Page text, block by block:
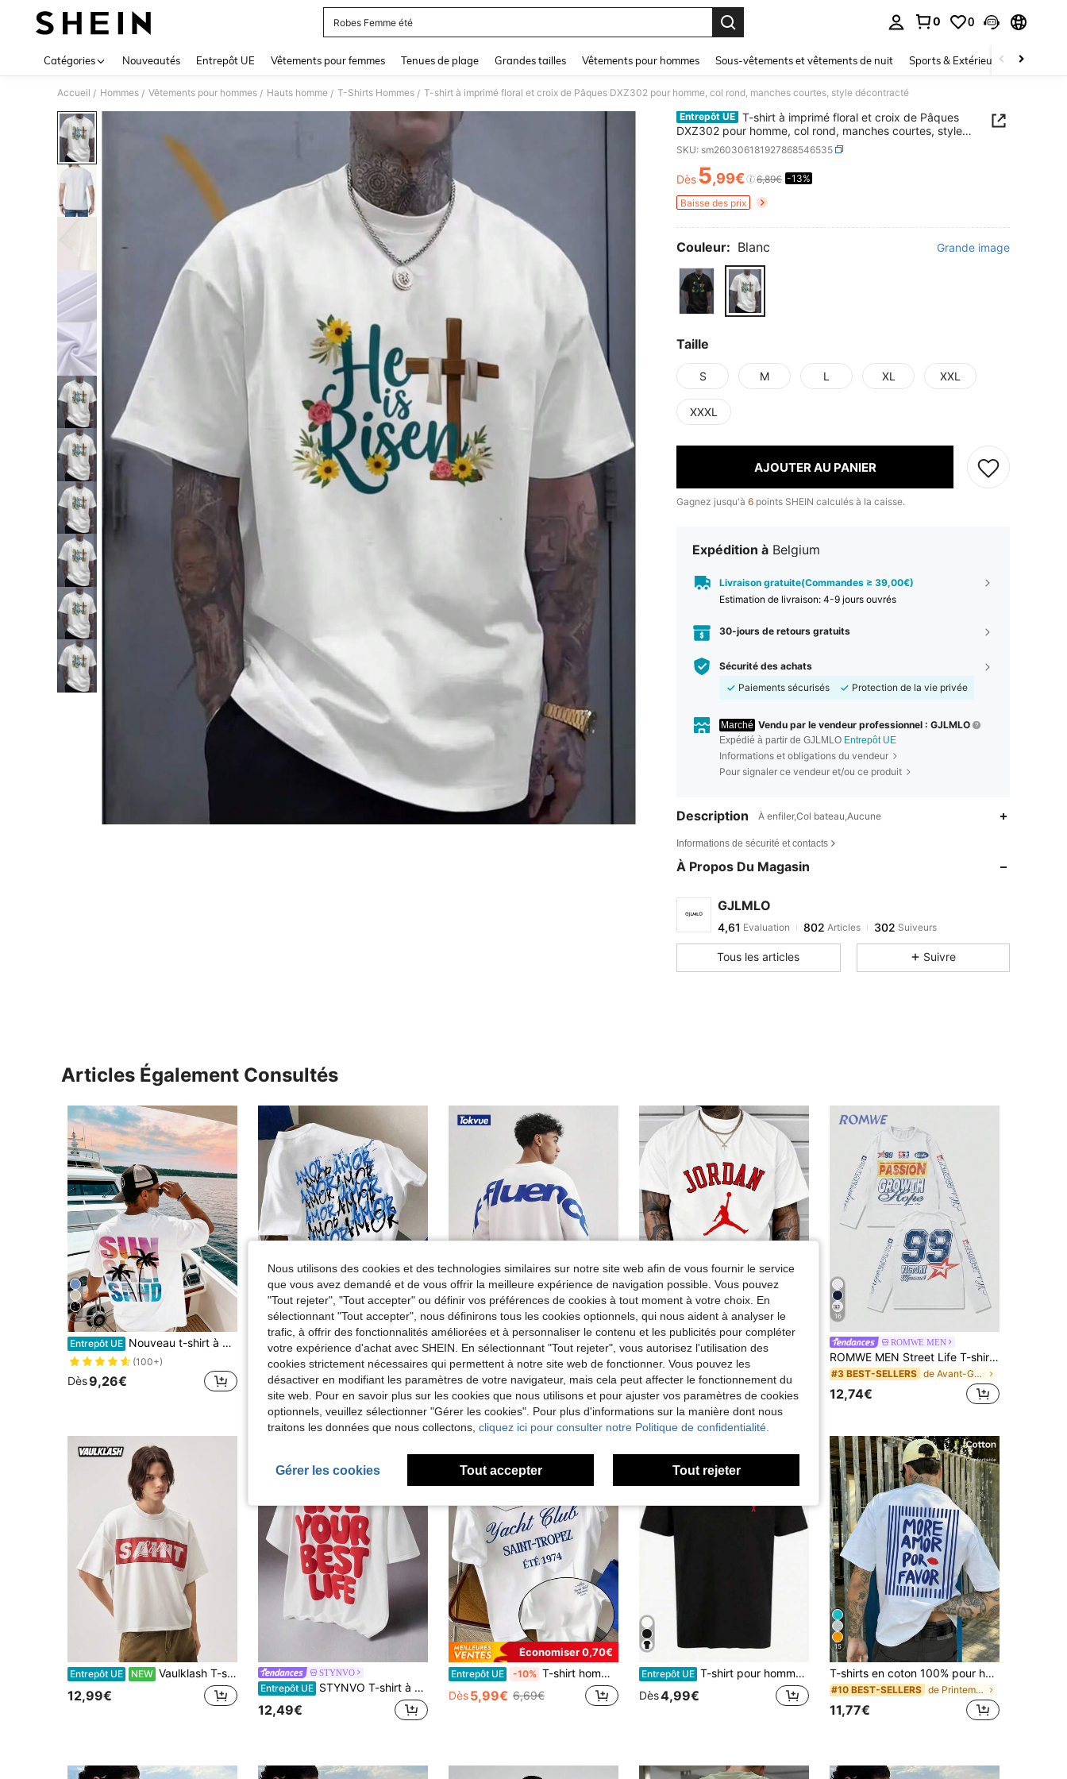
Robes Femme été
0 0
Catégories Nouveautés Entrepôt UE Vêtements pour femmes Tenues de plage Grandes tailles Vêtements pour hommes Sous-vêtements et vêtements de nuit Sports & Extérieur Enfants
Accueil / Hommes / Vêtements pour hommes / Hauts homme / T-Shirts Hommes / T-shirt à imprimé floral et croix de Pâques DXZ302 pour homme, col rond, manches courtes, style décontracté
Entrepôt UE T-shirt à imprimé floral et croix de Pâques
DXZ302 pour homme, col rond, manches courtes, style
décontracté
SKU: sm260306181927868546535
PRICE AND AVAILABILITY
Dès5,99€ 6,89€ -13%
Baisse des prix
Couleur: Blanc Grande image
Taille
S M L XL XXL
XXXL
AJOUTER AU PANIER
Gagnez jusqu'à 6 points SHEIN calculés à la caisse.
Expédition à Belgium
Livraison gratuite(Commandes ≥ 39,00€)
Estimation de livraison: 4-9 jours ouvrés
30-jours de retours gratuits
Sécurité des achats
Paiements sécurisés
Protection de la vie privée
Marché Vendu par le vendeur professionnel : GJLMLO
Expédié à partir de GJLMLO Entrepôt UE
Informations et obligations du vendeur
Pour signaler ce vendeur et/ou ce produit
Description À enfiler,Col bateau,Aucune
Informations de sécurité et contacts
À Propos Du Magasin
GJLMLO
4,61 Evaluation 802 Articles 302 Suiveurs
Tous les articles Suivre
Articles Également Consultés
7
Entrepôt UE Nouveau t-shirt à manches courtes pour hommes avec imprimé lettres et palmiers, style vacances à la plage
(100+)
Dès9,26€
4
Entrepôt UE Manfinity Dauomo T-shirt décontracté à col rond imprimé à manches courtes pour hommes
#1 BEST-SELLERS
de Épaule standard T-shirts pour hommes
(1000+)
#1 BEST-SELLERS
de Épaule standard T-shirts pour hommes
(1000+)
#1 BEST-SELLERS
de Épaule standard T-shirts pour hommes
(1000+)
#1 BEST-SELLERS
de Épaule standard T-shirts pour hommes
(1000+)
10,49€
15
TOKVUE
TOKVUE T-shirt à manches longues col rond avec imprimé graphique lettres bicolores pour hommes
#4 BEST-SELLERS
de Avant-garde - Style motard T-shirts pour hommes
(500+)
#4 BEST-SELLERS
(500+)
#4 BEST-SELLERS
(500+)
#4 BEST-SELLERS
de Avant-garde - Style motard T-shirts pour hommes
(500+)
17,32€
Entrepôt UE -15% T-shirts pour hommes
11,64€ 13,75€
16
ROMWE MEN
ROMWE MEN Street Life T-shirt léger à manches longues pour hommes avec imprimé de course, convient pour le printemps, l'été et l'automne décontractés
#3 BEST-SELLERS de Avant-Garde - Street Casual T-shirts pour homme
12,74€
Entrepôt UE NEW Vaulklash T-shirt blanc streetwear d'été avec imprimé Saint, mode urbaine décontractée pour le quotidien, cadeau de la Saint-Valentin et d'anniversaire pour hommes, petits amis, enfants
12,99€
STYNVO
Entrepôt UE STYNVO T-shirt à manches courtes col rond avec imprimé lettres bicolore pour hommes. T-shirt décontracté d'été à manches courtes et col rond pour hommes. Streetwear. T-shirt blanc avec design rouge, épaules tombantes, imprimé pour hommes. T-shirt à slogan graphique avec épaules tombantes pour hommes.
12,49€
Économiser 0,70€
Entrepôt UE -10% T-shirt homme décontracté à col rond, style vacances de luxe, imprimé Saint-Tropez Yacht Club, maille polyester stretch, manches courtes, coupe classique, idéal pour l'été
Dès5,99€ 6,69€
Entrepôt UE T-shirt pour homme (grande taille), style décontracté à manches courtes, modèle unisexe, coupe classique, adapté à toutes les saisons et confortable à porter.
Dès4,99€
15
T-shirts en coton 100% pour hommes, été et automne, avec imprimés de slogans uniques, idéal pour le port quotidien, le style de rue, les vacances, les loisirs et le sport
#10 BEST-SELLERS de Printemps/Été/Automne Hauts pour hommes
11,77€
Nous utilisons des cookies et des technologies similaires sur notre site web afin de vous fournir le service
que vous avez demandé et de vous offrir la meilleure expérience de navigation possible. Vous pouvez
"Tout rejeter", "Tout accepter" ou définir vos préférences de cookies à tout moment à votre choix. En
sélectionnant "Tout accepter", nous définirons tous les cookies optionnels, qui nous aident à analyser le
trafic, à offrir des fonctionnalités améliorées et à personnaliser le contenu et les publicités pour compléter
votre expérience d'achat avec SHEIN. En sélectionnant "Tout rejeter", vous autorisez l'utilisation des
cookies strictement nécessaires qui permettent à notre site web de fonctionner. Vous pouvez les
désactiver en modifiant les paramètres de votre navigateur, mais cela peut affecter le fonctionnement du
site web. Pour en savoir plus sur les cookies que nous utilisons et pour ajuster vos paramètres de cookies
optionnels, veuillez sélectionner "Gérer les cookies". Pour plus d'informations sur la manière dont nous
traitons les données que nous collectons, cliquez ici pour consulter notre Politique de confidentialité.
Gérer les cookies Tout accepter Tout rejeter